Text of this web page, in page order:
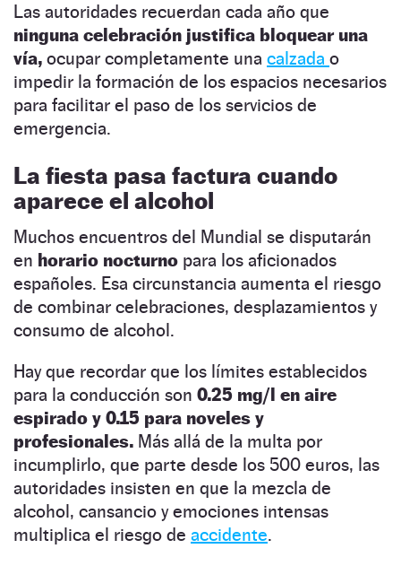
Las autoridades recuerdan cada año que
ninguna celebración justifica bloquear una
vía, ocupar completamente una calzada o
impedir la formación de los espacios necesarios
para facilitar el paso de los servicios de
emergencia.
La fiesta pasa factura cuando
aparece el alcohol
Muchos encuentros del Mundial se disputarán
en horario nocturno para los aficionados
españoles. Esa circunstancia aumenta el riesgo
de combinar celebraciones, desplazamientos y
consumo de alcohol.
Hay que recordar que los límites establecidos
para la conducción son 0.25 mg/l en aire
espirado y 0.15 para noveles y
profesionales. Más allá de la multa por
incumplirlo, que parte desde los 500 euros, las
autoridades insisten en que la mezcla de
alcohol, cansancio y emociones intensas
multiplica el riesgo de accidente.